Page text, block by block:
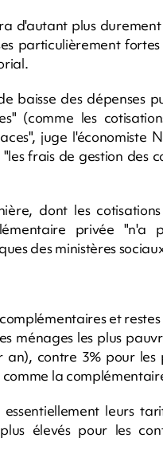
d'autant plus
particulièrement
baisse des dépenses
(comme les
juge l'économiste
frais de gestion des
dont les
privée "n'a
des ministères
et
ménages les plus
contre 3% pour les
la
essentiellement leurs
élevés pour les